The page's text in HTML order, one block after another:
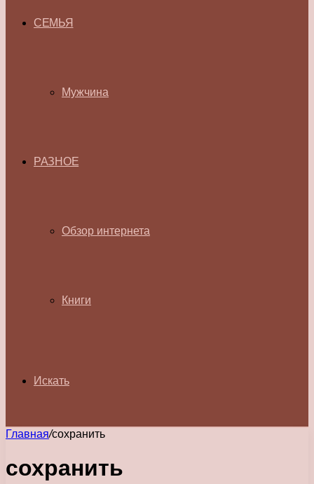
СЕМЬЯ
Мужчина
РАЗНОЕ
Обзор интернета
Книги
Искать
Главная/сохранить
сохранить